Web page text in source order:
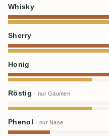
Whisky
Sherry
Honig
Röstig · nur Gaumen
Phenol · nur Nase